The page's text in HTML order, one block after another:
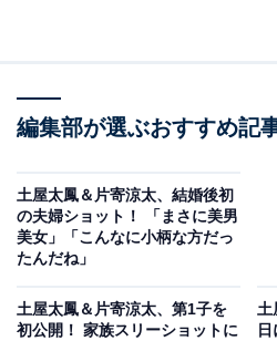
編集部が選ぶおすすめ記
土屋太鳳＆片寄涼太、結婚後初
の夫婦ショット！ 「まさに美男
美女」「こんなに小柄な方だっ
たんだね」
土屋太鳳＆片寄涼太、第1子を
初公開！ 家族スリーショットに
土